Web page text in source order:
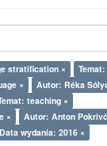
stratification ×
×
Autor: Réka
teaching ×
×
Autor: Anton
Data wydania: 2016 ×